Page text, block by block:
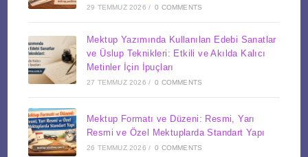
29 TEMMUZ 2026 / 0 COMMENTS
Mektup Yazımında Kullanılan Edebi Sanatlar
ve Üslup Teknikleri: Etkili ve Akılda Kalıcı
Metinler İçin İpuçları
27 TEMMUZ 2026 / 0 COMMENTS
Mektup Formatı ve Düzeni: Resmi, Yarı
Resmi ve Özel Mektuplarda Standart Yapı
26 TEMMUZ 2026 / 0 COMMENTS